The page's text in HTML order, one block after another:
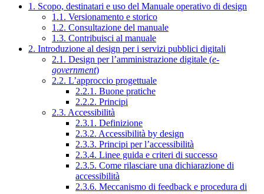
1. Scopo, destinatari e uso del Manuale operativo di design
1.1. Versionamento e storico
1.2. Consultazione del manuale
1.3. Contribuisci al manuale
2. Introduzione al design per i servizi pubblici digitali
2.1. Design per l’amministrazione digitale (e-
government)
2.2. L’approccio progettuale
2.2.1. Buone pratiche
2.2.2. Principi
2.3. Accessibilità
2.3.1. Definizione
2.3.2. Accessibilità by design
2.3.3. Principi per l’accessibilità
2.3.4. Linee guida e criteri di successo
2.3.5. Come rilasciare una dichiarazione di
accessibilità
2.3.6. Meccanismo di feedback e procedura di